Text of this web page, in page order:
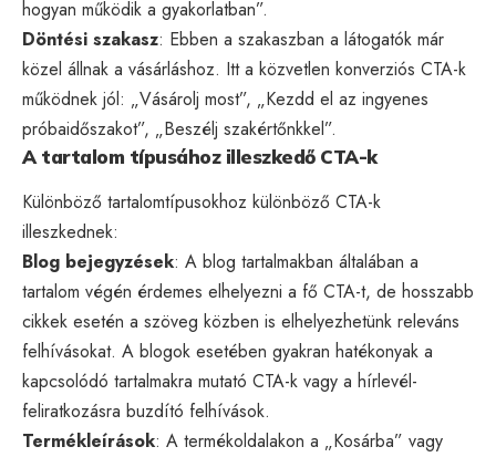
hogyan működik a gyakorlatban”.
Döntési szakasz: Ebben a szakaszban a látogatók már
közel állnak a vásárláshoz. Itt a közvetlen konverziós CTA-k
működnek jól: „Vásárolj most”, „Kezdd el az ingyenes
próbaidőszakot”, „Beszélj szakértőnkkel”.
A tartalom típusához illeszkedő CTA-k
Különböző tartalomtípusokhoz különböző CTA-k
illeszkednek:
Blog bejegyzések: A blog tartalmakban általában a
tartalom végén érdemes elhelyezni a fő CTA-t, de hosszabb
cikkek esetén a szöveg közben is elhelyezhetünk releváns
felhívásokat. A blogok esetében gyakran hatékonyak a
kapcsolódó tartalmakra mutató CTA-k vagy a hírlevél-
feliratkozásra buzdító felhívások.
Termékleírások: A termékoldalakon a „Kosárba” vagy